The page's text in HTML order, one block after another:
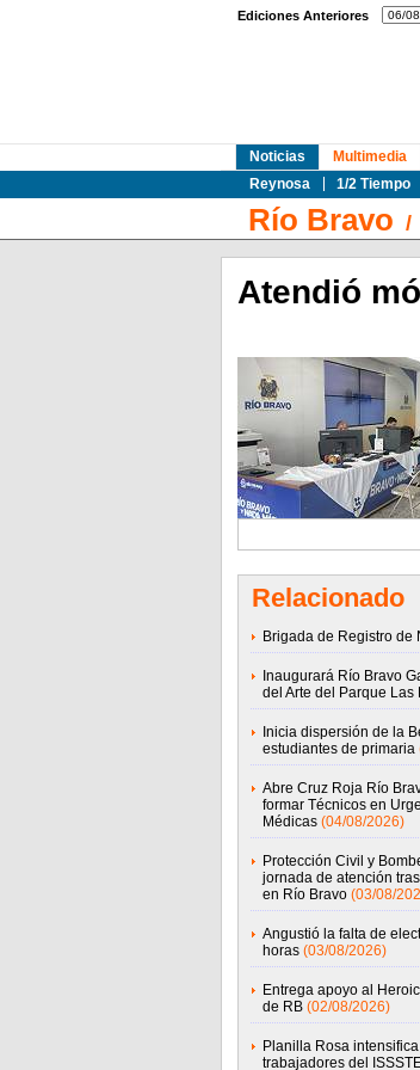
Ediciones Anteriores
Noticias
Reynosa
1/2 Tiempo
Multimedia
Río Bravo /
Atendió
Relacionado
Brigada de Registro de
Inaugurará Río Bravo
del Arte del Parque Las
Inicia dispersión de la
estudiantes de primaria
Abre Cruz Roja Río
formar Técnicos en
Médicas (04/08/2026)
Protección Civil y
jornada de atención
en Río Bravo (03/08/
Angustió la falta de
horas (03/08/2026)
Entrega apoyo al
de RB (02/08/2026)
Planilla Rosa
trabajadores del